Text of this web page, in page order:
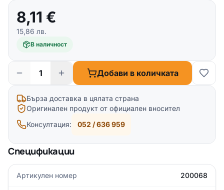
8,11 €
15,86 лв.
В наличност
Добави в количката
Бърза доставка в цялата страна
Оригинален продукт от официален вносител
Консултация:
052 / 636 959
Спецификации
Артикулен номер 200068